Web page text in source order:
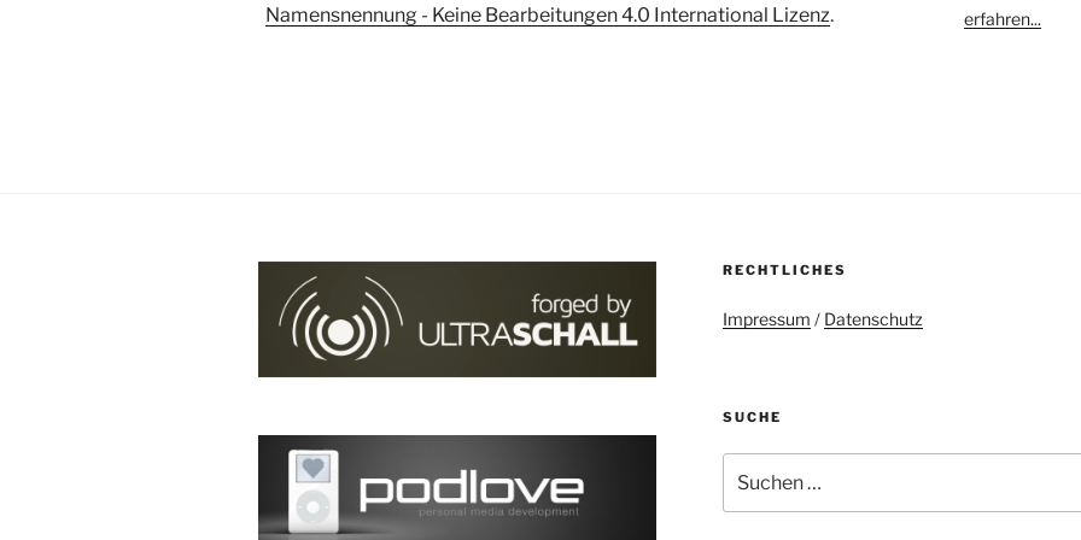
Dr.
Namensnennung - Keine Bearbeitungen 4.0 International Lizenz.
erfahren...
RECHTLICHES
Impressum / Datenschutz
SUCHE
nach: